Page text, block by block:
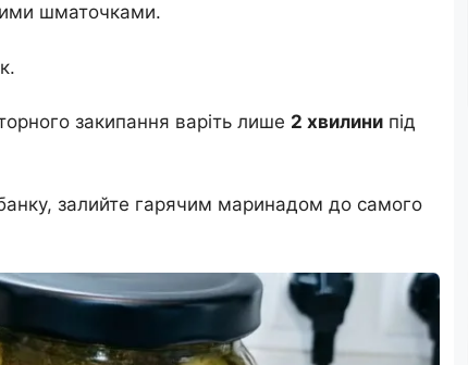
шматочками.
закипання варіть лише 2 хвилини під
залийте гарячим маринадом до самого